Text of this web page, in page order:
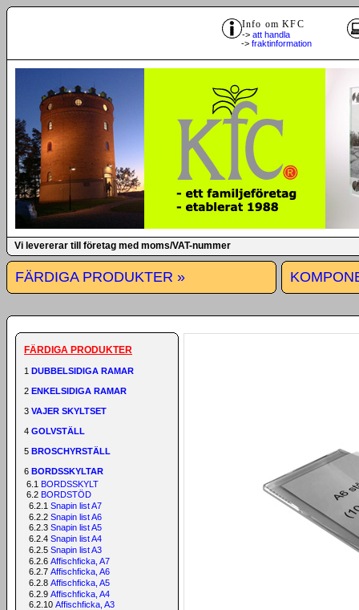
Info om KFC
-> att handla
-> fraktinformation
Vi levererar till företag med moms/VAT-nummer
FÄRDIGA PRODUKTER »
FÄRDIGA PRODUKTER
1 DUBBELSIDIGA RAMAR
2 ENKELSIDIGA RAMAR
3 VAJER SKYLTSET
4 GOLVSTÄLL
5 BROSCHYRSTÄLL
6 BORDSSKYLTAR
6.1 BORDSSKYLT
6.2 BORDSTÖD
6.2.1 Snapin list A7
6.2.2 Snapin list A6
6.2.3 Snapin list A5
6.2.4 Snapin list A4
6.2.5 Snapin list A3
6.2.6 Affischficka, A7
6.2.7 Affischficka, A6
6.2.8 Affischficka, A5
6.2.9 Affischficka, A4
6.2.10 Affischficka, A3